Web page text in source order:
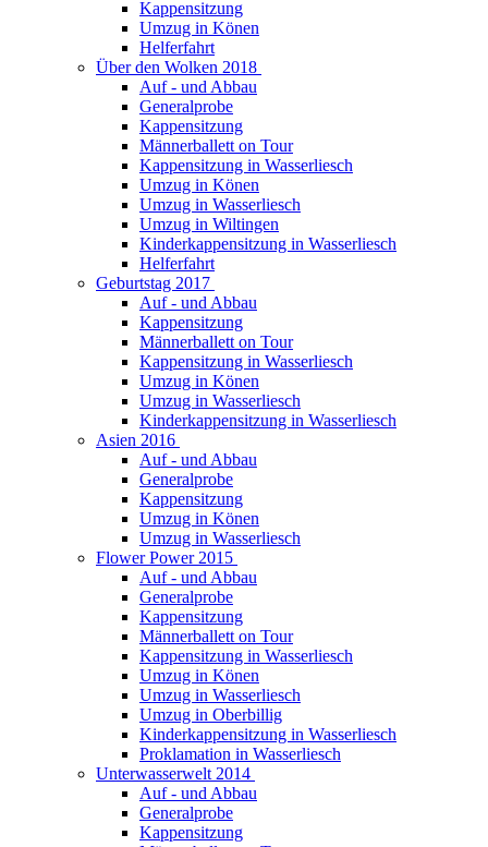
Kappensitzung
Umzug in Könen
Helferfahrt
Über den Wolken 2018
Auf - und Abbau
Generalprobe
Kappensitzung
Männerballett on Tour
Kappensitzung in Wasserliesch
Umzug in Könen
Umzug in Wasserliesch
Umzug in Wiltingen
Kinderkappensitzung in Wasserliesch
Helferfahrt
Geburtstag 2017
Auf - und Abbau
Kappensitzung
Männerballett on Tour
Kappensitzung in Wasserliesch
Umzug in Könen
Umzug in Wasserliesch
Kinderkappensitzung in Wasserliesch
Asien 2016
Auf - und Abbau
Generalprobe
Kappensitzung
Umzug in Könen
Umzug in Wasserliesch
Flower Power 2015
Auf - und Abbau
Generalprobe
Kappensitzung
Männerballett on Tour
Kappensitzung in Wasserliesch
Umzug in Könen
Umzug in Wasserliesch
Umzug in Oberbillig
Kinderkappensitzung in Wasserliesch
Proklamation in Wasserliesch
Unterwasserwelt 2014
Auf - und Abbau
Generalprobe
Kappensitzung